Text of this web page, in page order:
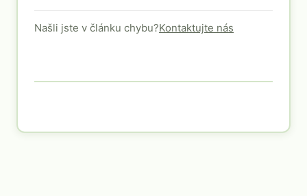
Našli jste v článku chybu?Kontaktujte nás